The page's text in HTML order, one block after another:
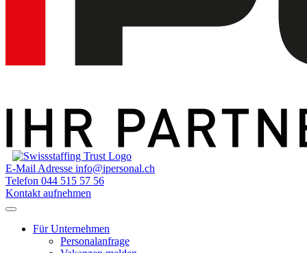
E-Mail Adresse info@ipersonal.ch
Telefon 044 515 57 56
Kontakt aufnehmen
Für Unternehmen
Personalanfrage